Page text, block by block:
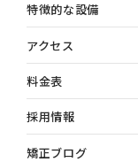
特徴的な設備
アクセス
料金表
採用情報
矯正ブログ